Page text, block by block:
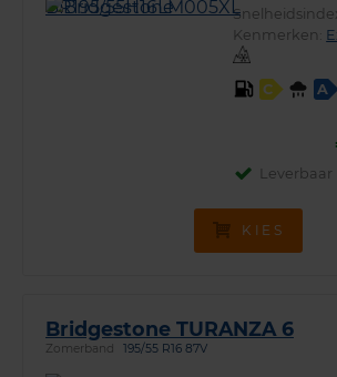
Kenmerken:
C A
Leverbaar
KIES
Bridgestone TURANZA 6
Zomerband 195/55 R16 87V